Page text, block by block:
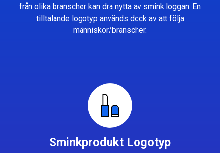
från olika branscher kan dra nytta av smink loggan. En
tilltalande logotyp används dock av att följa
människor/branscher.
Sminkprodukt Logotyp